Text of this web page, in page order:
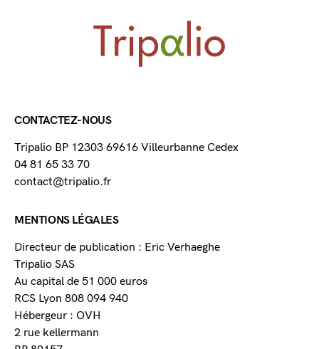
CONTACTEZ-NOUS
Tripalio BP 12303 69616 Villeurbanne Cedex
04 81 65 33 70
contact@tripalio.fr
MENTIONS LÉGALES
Directeur de publication : Eric Verhaeghe
Tripalio SAS
Au capital de 51 000 euros
RCS Lyon 808 094 940
Hébergeur : OVH
2 rue kellermann